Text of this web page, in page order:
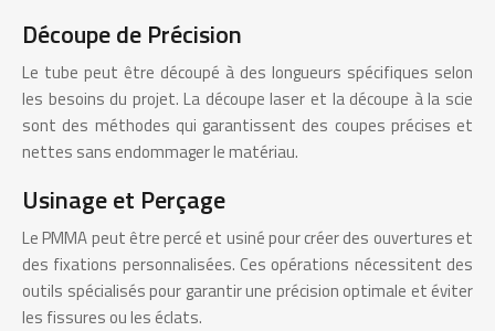
Découpe de Précision
Le tube peut être découpé à des longueurs spécifiques selon
les besoins du projet. La découpe laser et la découpe à la scie
sont des méthodes qui garantissent des coupes précises et
nettes sans endommager le matériau.
Usinage et Perçage
Le PMMA peut être percé et usiné pour créer des ouvertures et
des fixations personnalisées. Ces opérations nécessitent des
outils spécialisés pour garantir une précision optimale et éviter
les fissures ou les éclats.